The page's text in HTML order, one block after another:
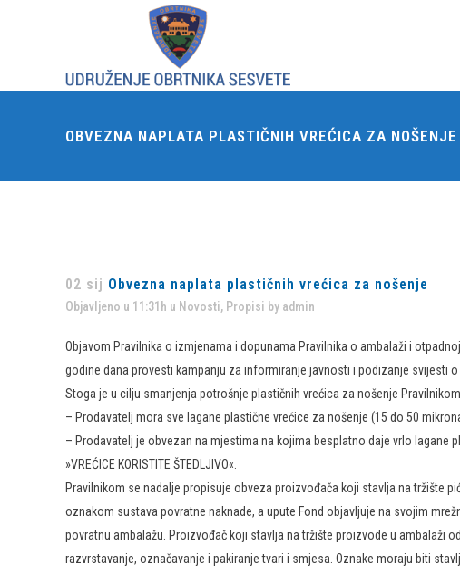
OBVEZNA NAPLATA PLASTIČNIH VREĆICA ZA NOŠENJE
02 sij Obvezna naplata plastičnih vrećica za nošenje
Objavljeno u 11:31h u Novosti, Propisi by admin
Objavom Pravilnika o izmjenama i dopunama Pravilnika o ambalaži i
godine dana provesti kampanju za informiranje javnosti i podizanje svijesti
Stoga je u cilju smanjenja potrošnje plastičnih vrećica za nošenje
– Prodavatelj mora sve lagane plastične vrećice za nošenje (15 do 50
– Prodavatelj je obvezan na mjestima na kojima besplatno daje vrlo
»VREĆICE KORISTITE ŠTEDLJIVO«.
Pravilnikom se nadalje propisuje obveza proizvođača koji stavlja na tržište
oznakom sustava povratne naknade, a upute Fond objavljuje na svojim
povratnu ambalažu. Proizvođač koji stavlja na tržište proizvode u ambalaži
razvrstavanje, označavanje i pakiranje tvari i smjesa. Oznake moraju biti